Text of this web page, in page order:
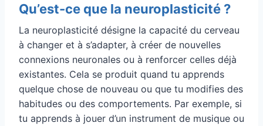
Qu’est-ce que la neuroplasticité ?
La neuroplasticité désigne la capacité du cerveau
à changer et à s’adapter, à créer de nouvelles
connexions neuronales ou à renforcer celles déjà
existantes. Cela se produit quand tu apprends
quelque chose de nouveau ou que tu modifies des
habitudes ou des comportements. Par exemple, si
tu apprends à jouer d’un instrument de musique ou